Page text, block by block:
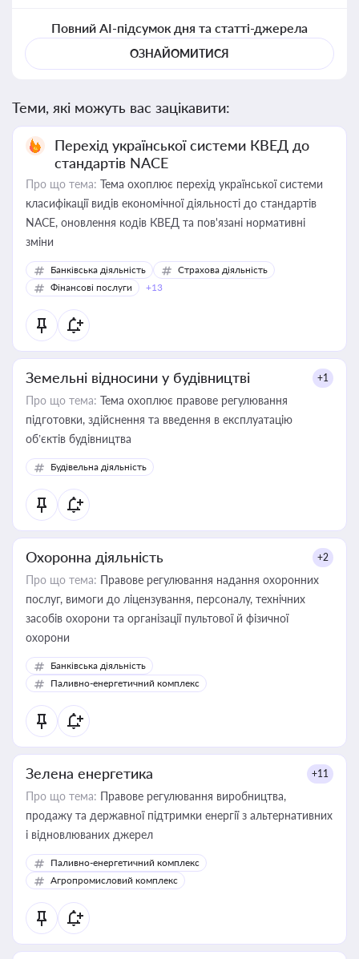
Повний AI-підсумок дня та статті-джерела
ОЗНАЙОМИТИСЯ
Теми, які можуть вас зацікавити:
Перехід української системи КВЕД до
стандартів NACE
Про що тема: Тема охоплює перехід української системи
класифікації видів економічної діяльності до стандартів
NACE, оновлення кодів КВЕД та пов'язані нормативні
зміни
Банківська діяльність
Страхова діяльність
Фінансові послуги
+13
Земельні відносини у будівництві +1
Про що тема: Тема охоплює правове регулювання
підготовки, здійснення та введення в експлуатацію
об’єктів будівництва
Будівельна діяльність
Охоронна діяльність +2
Про що тема: Правове регулювання надання охоронних
послуг, вимоги до ліцензування, персоналу, технічних
засобів охорони та організації пультової й фізичної
охорони
Банківська діяльність
Паливно-енергетичний комплекс
Зелена енергетика +11
Про що тема: Правове регулювання виробництва,
продажу та державної підтримки енергії з альтернативних
і відновлюваних джерел
Паливно-енергетичний комплекс
Агропромисловий комплекс